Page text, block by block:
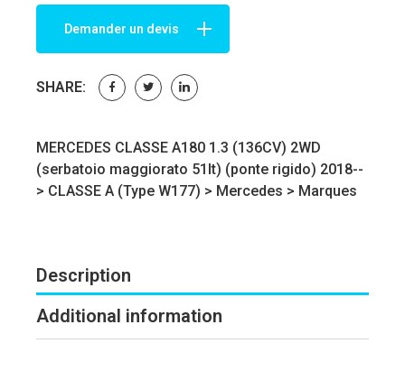
Demander un devis
SHARE:
MERCEDES CLASSE A180 1.3 (136CV) 2WD
(serbatoio maggiorato 51lt) (ponte rigido) 2018--
> CLASSE A (Type W177) > Mercedes > Marques
Description
Additional information